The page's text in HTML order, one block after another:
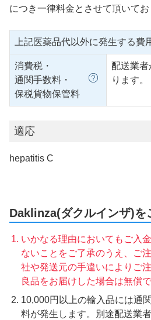
につき一律料金とさせて頂いてお
上記医薬品代以外に発生する費
消費税・
通関手数料・
保税貨物保管料
配送業
ります。
適応
hepatitis C
Daklinza(ダクルインザ)を
いかなる理由においてもご入
ないことをご了承のうえ、ご
社や発送元の手違いによりご
良品をお届けした場合は無償
10,000円以上の輸入品には通
料が発生します。別途配送業